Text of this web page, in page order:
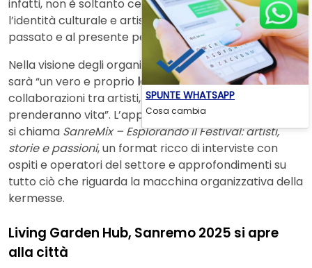
infatti, non è soltanto celebrare la musica, ma anche
l’identità culturale e artistica italiana, guardando al
passato e al presente per costruire il futuro.
Nella visione degli organizzatori, il Living Garden Hub
sarà “un vero e proprio laboratorio di idee, dove le
collaborazioni tra artisti, operatori e appassionati
prenderanno vita”. L’appuntamento fisso giornaliero
si chiama SanreMix – Esplorando il Festival: artisti,
storie e passioni, un format ricco di interviste con
ospiti e operatori del settore e approfondimenti su
tutto ciò che riguarda la macchina organizzativa della
kermesse.
Living Garden Hub, Sanremo 2025 si apre
alla città
SPUNTE WHATSAPP
Cosa cambia